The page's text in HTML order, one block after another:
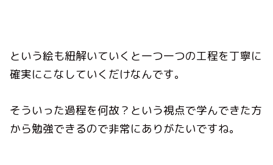
という絵も紐解いていくと一つ一つの工程を丁寧に
確実にこなしていくだけなんです。
そういった過程を何故？という視点で学んできた方
から勉強できるので非常にありがたいですね。